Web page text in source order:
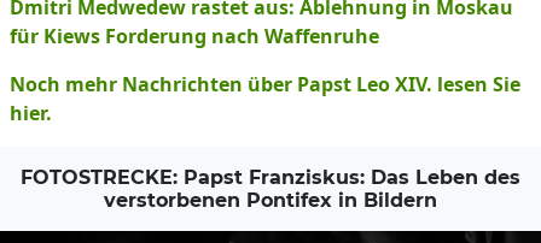
Dmitri Medwedew rastet aus: Ablehnung in Moskau
für Kiews Forderung nach Waffenruhe
Noch mehr Nachrichten über Papst Leo XIV. lesen Sie
hier.
FOTOSTRECKE: Papst Franziskus: Das Leben des
verstorbenen Pontifex in Bildern